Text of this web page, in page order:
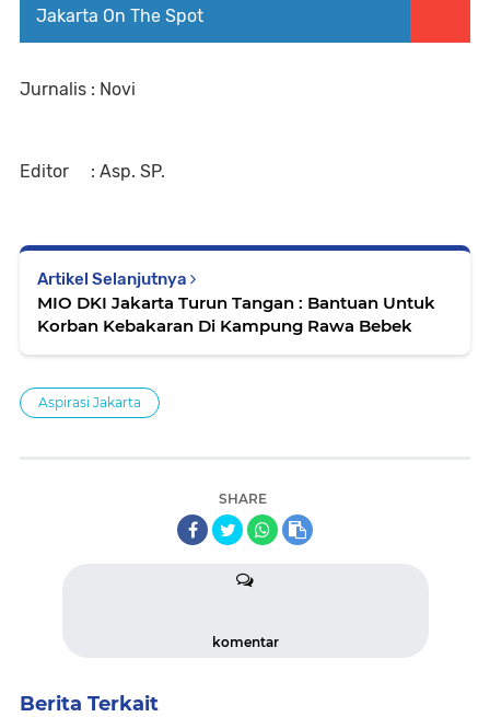
Jakarta On The Spot
Jurnalis : Novi
Editor : Asp. SP.
Artikel Selanjutnya
MIO DKI Jakarta Turun Tangan : Bantuan Untuk
Korban Kebakaran Di Kampung Rawa Bebek
Aspirasi Jakarta
SHARE
komentar
Berita Terkait